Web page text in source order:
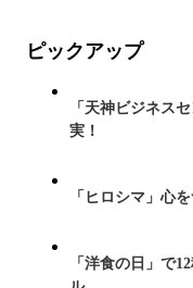
ピックアップ
「天神ビジネス
実！
「ヒロシマ」心
「洋食の日」で